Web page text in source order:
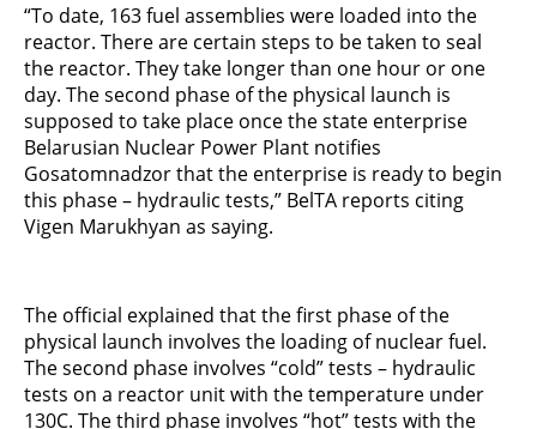
“To date, 163 fuel assemblies were loaded into the
reactor. There are certain steps to be taken to seal
the reactor. They take longer than one hour or one
day. The second phase of the physical launch is
supposed to take place once the state enterprise
Belarusian Nuclear Power Plant notifies
Gosatomnadzor that the enterprise is ready to begin
this phase – hydraulic tests,” BelTA reports citing
Vigen Marukhyan as saying.
The official explained that the first phase of the
physical launch involves the loading of nuclear fuel.
The second phase involves “cold” tests – hydraulic
tests on a reactor unit with the temperature under
130C. The third phase involves “hot” tests with the